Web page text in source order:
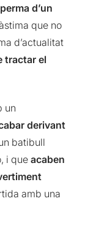
d’un
que no
d’actualitat
tractar el
un
derivant
batibull
i queacaben
amb una